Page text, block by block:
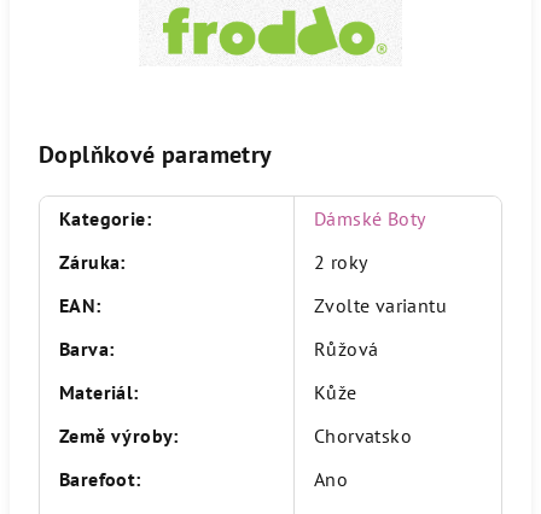
Doplňkové parametry
Kategorie:
Dámské Boty
Záruka:
2 roky
EAN:
Zvolte variantu
Barva:
Růžová
Materiál:
Kůže
Země výroby:
Chorvatsko
Barefoot:
Ano